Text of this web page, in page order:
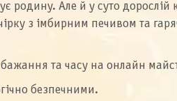
родину. Але й у суто
з імбирним печивом та
та часу на онлайн
безпечними.